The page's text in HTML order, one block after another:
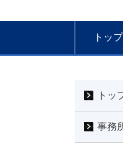
トッ
トッ
事務